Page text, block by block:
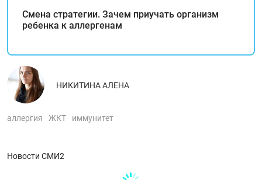
Смена стратегии. Зачем приучать организм
ребенка к аллергенам
НИКИТИНА АЛЕНА
аллергия ЖКТ иммунитет
Новости СМИ2